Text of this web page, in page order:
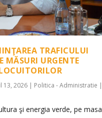
TRAFICULUI
MĂSURI URGENTE
13, 2026| Politica - Administratie |
şi energia verde, pe masa